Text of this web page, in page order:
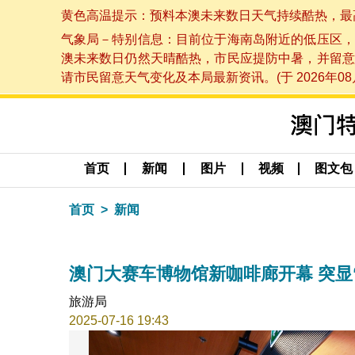
黄色高温提示：预料本澳未来数日天气持续酷热，
气象局－特别信息：目前位于海南岛附近的低压区
澳未来数日仍然天晴酷热，市民应提防中暑，并留
请市民留意天气变化及本局最新资讯。(于 2026年
首页 新闻 图片 视频 图文包
首页 新闻
澳门大赛车博物馆新咖啡廊开幕 突
旅游局
2025-07-16 19:43